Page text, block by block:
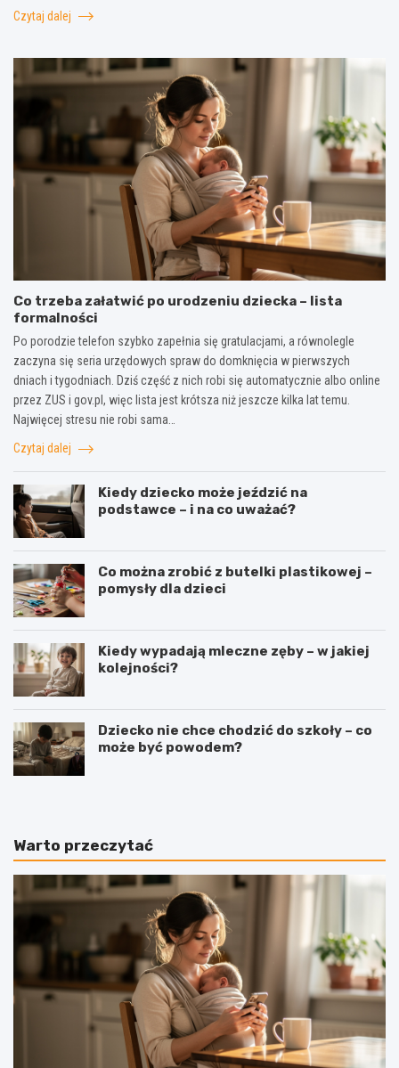
Czytaj dalej
Co trzeba załatwić po urodzeniu dziecka – lista
formalności
Po porodzie telefon szybko zapełnia się gratulacjami, a równolegle
zaczyna się seria urzędowych spraw do domknięcia w pierwszych
dniach i tygodniach. Dziś część z nich robi się automatycznie albo online
przez ZUS i gov.pl, więc lista jest krótsza niż jeszcze kilka lat temu.
Najwięcej stresu nie robi sama…
Czytaj dalej
Kiedy dziecko może jeździć na
podstawce – i na co uważać?
Co można zrobić z butelki plastikowej –
pomysły dla dzieci
Kiedy wypadają mleczne zęby – w jakiej
kolejności?
Dziecko nie chce chodzić do szkoły – co
może być powodem?
Warto przeczytać